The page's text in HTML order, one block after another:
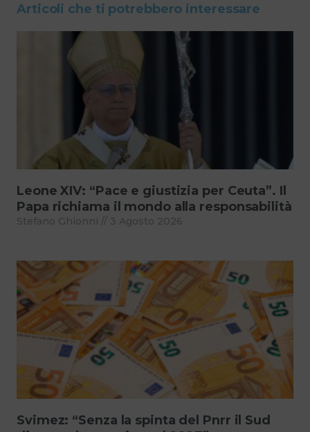
Articoli che ti potrebbero interessare
Leone XIV: “Pace e giustizia per Ceuta”. Il
Papa richiama il mondo alla responsabilità
Stefano Ghionni 3 Agosto 2026
Svimez: “Senza la spinta del Pnrr il Sud